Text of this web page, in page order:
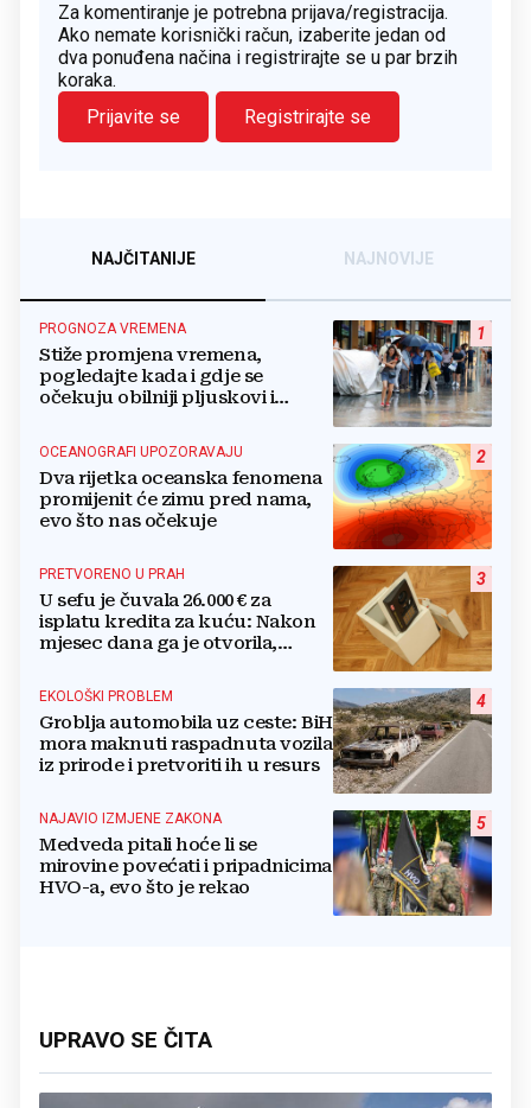
Za komentiranje je potrebna prijava/registracija.
Ako nemate korisnički račun, izaberite jedan od
dva ponuđena načina i registrirajte se u par brzih
koraka.
Prijavite se
Registrirajte se
NAJČITANIJE NAJNOVIJE
1
PROGNOZA VREMENA
Stiže promjena vremena,
pogledajte kada i gdje se
očekuju obilniji pljuskovi i
2
OCEANOGRAFI UPOZORAVAJU
Dva rijetka oceanska fenomena
promijenit će zimu pred nama,
evo što nas očekuje
3
PRETVORENO U PRAH
U sefu je čuvala 26.000 € za
isplatu kredita za kuću: Nakon
mjesec dana ga je otvorila,
4
EKOLOŠKI PROBLEM
Groblja automobila uz ceste: BiH
mora maknuti raspadnuta vozila
iz prirode i pretvoriti ih u resurs
5
NAJAVIO IZMJENE ZAKONA
Medveda pitali hoće li se
mirovine povećati i pripadnicima
HVO-a, evo što je rekao
UPRAVO SE ČITA